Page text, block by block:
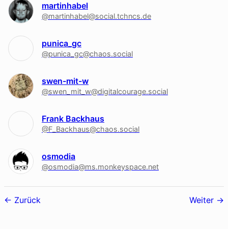
martinhabel
@martinhabel@social.tchncs.de
punica_gc
@punica_gc@chaos.social
swen-mit-w
@swen_mit_w@digitalcourage.social
Frank Backhaus
@F_Backhaus@chaos.social
osmodia
@osmodia@ms.monkeyspace.net
Follower-
Zurück Weiter